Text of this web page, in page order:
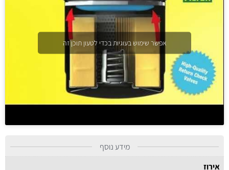
אפשר שימוש בעוגיות בכדי לטעון תוכן זה
מידע נוסף
אירוז